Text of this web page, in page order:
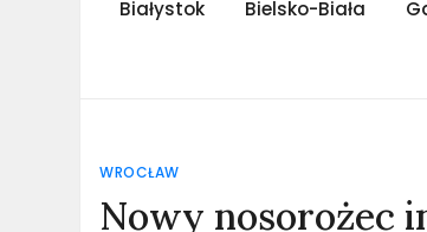
Białystok Bielsko-Biała
WROCŁAW
Nowy nosorożec